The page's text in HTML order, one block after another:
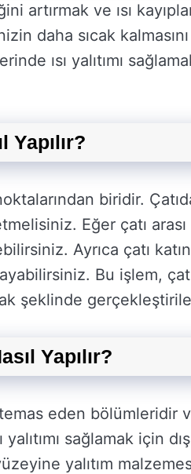
artırmak ve ısı
daha sıcak
ısı yalıtımı
Yapılır?
biridir.
Eğer çatı
Ayrıca çatı
Bu işlem,
şeklinde
Yapılır?
eden bölümleridir
sağlamak için
yalıtım